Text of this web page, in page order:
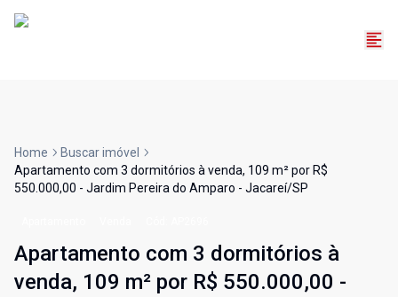
Home
Buscar imóvel
Apartamento com 3 dormitórios à venda, 109 m² por R$
550.000,00 - Jardim Pereira do Amparo - Jacareí/SP
Apartamento com 3 dormitórios à
venda, 109 m² por R$ 550.000,00 -